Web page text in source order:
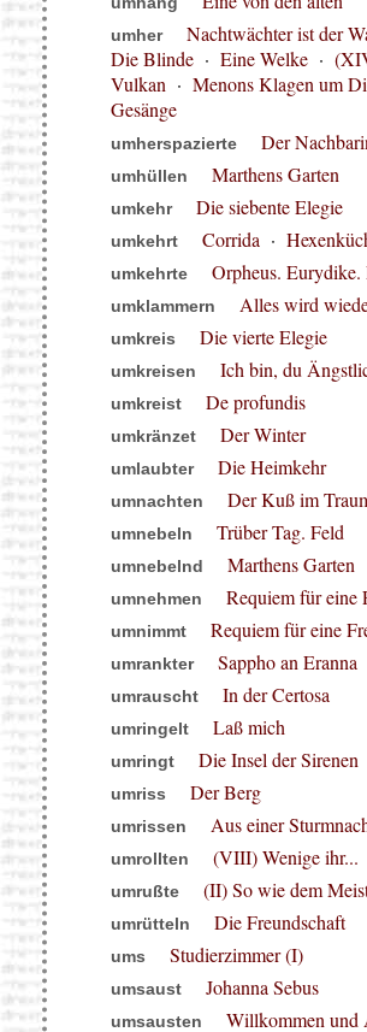
umher Nachtwächter ist der
Die Blinde · Eine Welke ·
Vulkan · Menons Klagen um
Gesänge
umherspazierte Der
umhüllen Marthens Garten
umkehr Die siebente Elegie
umkehrt Corrida ·
umkehrte Orpheus. Eurydike.
umklammern Alles wird
umkreis Die vierte Elegie
umkreisen Ich bin, du
umkreist De profundis
umkränzet Der Winter
umlaubter Die Heimkehr
umnachten Der Kuß im
umnebeln Trüber Tag. Feld
umnebelnd Marthens Garten
umnehmen Requiem für eine
umnimmt Requiem für eine
umrankter Sappho an Eranna
umrauscht In der Certosa
umringelt Laß mich
umringt Die Insel der Sirenen
umriss Der Berg
umrissen Aus einer
umrollten (VIII) Wenige ihr...
umrußte (II) So wie dem
umrütteln Die Freundschaft
ums Studierzimmer (I)
umsaust Johanna Sebus
umsausten Willkommen und